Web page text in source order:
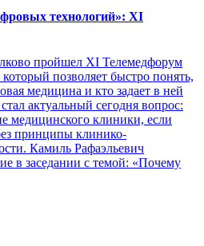
технологий»: XI
пройшел XI Телемедфорум
позволяет быстро понять,
медицина и кто задает в ней
актуальный сегодня вопрос:
медицинского клиники, если
принципы клинико-
Камиль Рафаэльевич
в заседании с темой: «Почему